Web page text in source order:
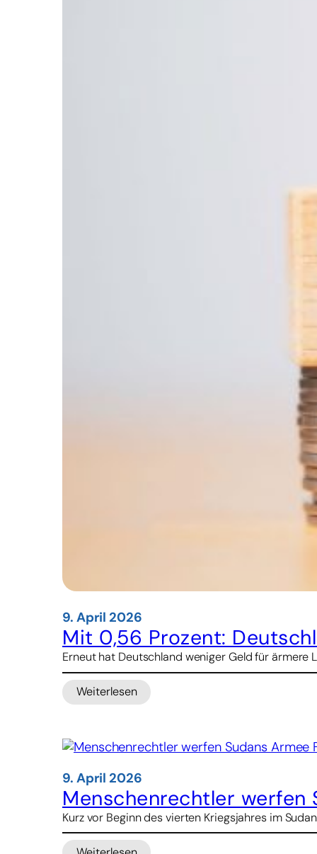
9. April 2026
Mit 0,56 Prozent:
Erneut hat Deutschland weniger Geld für
Weiterlesen
:
Prozent:
verfehlt
UN-
Ziel
für
Entwicklungsausgaben
9. April 2026
Menschenrechtler werfen
Kurz vor Beginn des vierten Kriegsjahres im